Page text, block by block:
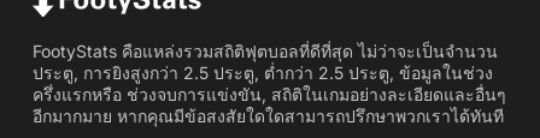
FootyStats คือแหล่งรวมสถิติฟุตบอลที่ดีที่สุด ไม่ว่าจะเป็นจำนวน
ประตู, การยิงสูงกว่า 2.5 ประตู, ต่ำกว่า 2.5 ประตู, ข้อมูลในช่วง
ครึ่งแรกหรือ ช่วงจบการแข่งขัน, สถิติในเกมอย่างละเอียดและอื่นๆ
อีกมากมาย หากคุณมีข้อสงสัยใดใดสามารถปรึกษาพวกเราได้ทันที